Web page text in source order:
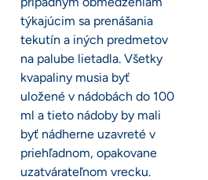
týkajúcim sa prenášania
tekutín a iných predmetov
na palube lietadla. Všetky
kvapaliny musia byť
uložené v nádobách do 100
ml a tieto nádoby by mali
byť nádherne uzavreté v
priehľadnom, opakovane
uzatvárateľnom vrecku.